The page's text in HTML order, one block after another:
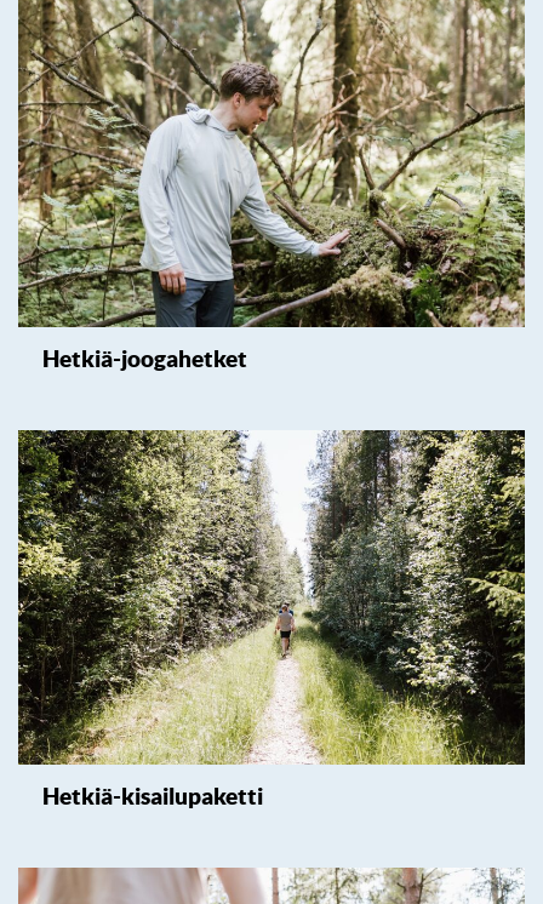
Hetkiä-joogahetket
Hetkiä-kisailupaketti